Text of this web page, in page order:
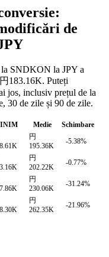
de
la SNDKON la JPY a
183.16K. Puteți
jos, inclusiv prețul de la
30 de zile și 90 de zile.
Medie
Schimbare
円
195.36K
-5.38%
円
202.22K
-0.77%
円
230.06K
-31.24%
円
262.35K
-21.96%